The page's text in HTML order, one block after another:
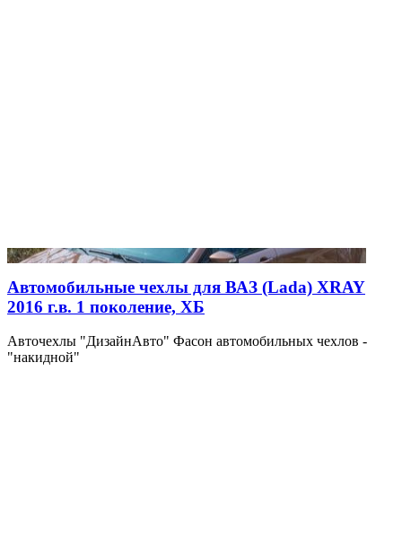
Автомобильные чехлы для ВАЗ (Lada) XRAY
2016 г.в. 1 поколение, ХБ
Авточехлы "ДизайнАвто" Фасон автомобильных чехлов -
"накидной"